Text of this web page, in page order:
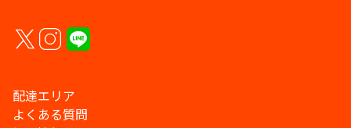
配達エリア
よくある質問